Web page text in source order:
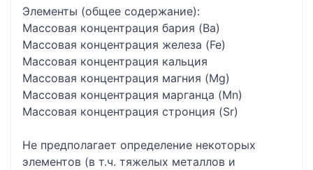
Элементы (общее содержание):
Массовая концентрация бария (Ba)
Массовая концентрация железа (Fe)
Массовая концентрация кальция
Массовая концентрация магния (Mg)
Массовая концентрация марганца (Mn)
Массовая концентрация стронция (Sr)
Не предполагает определение некоторых
элементов (в т.ч. тяжелых металлов и